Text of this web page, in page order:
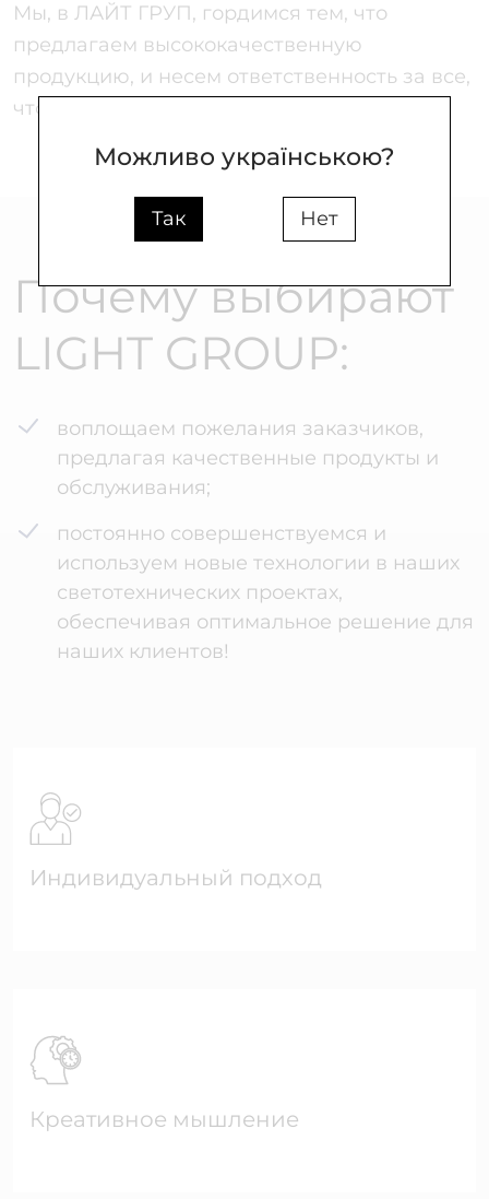
Мы, в ЛАЙТ ГРУП, гордимся тем, что
предлагаем высококачественную
продукцию, и несем ответственность за все,
что мы делаем.
Почему выбирают
LIGHT GROUP:
воплощаем пожелания заказчиков,
предлагая качественные продукты и
обслуживания;
постоянно совершенствуемся и
используем новые технологии в наших
светотехнических проектах,
обеспечивая оптимальное решение для
наших клиентов!
Индивидуальный подход
Креативное мышление
Можливо українською?
Так Нет